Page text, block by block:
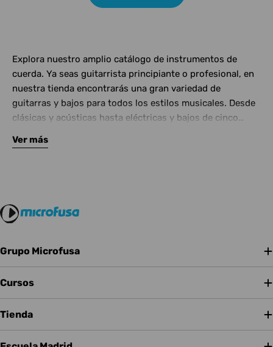
Explora nuestro amplio catálogo de instrumentos de
cuerda. Ya seas guitarrista principiante o profesional, en
nuestra tienda encontrarás una gran variedad de
guitarras y bajos para todos los estilos musicales. Desde
clásicas y acústicas hasta eléctricas y bajos de cinco
Complementa tu instrumento con amplificadores de
Ver más
Grupo Microfusa
Cursos
Tienda